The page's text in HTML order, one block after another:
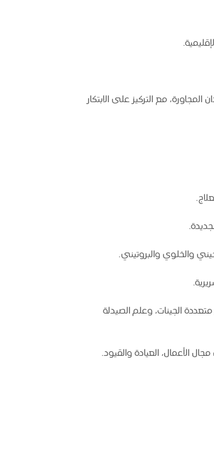
مع التركيز على الابتكار
والخلوي والبروتيني.
الجينات، وعلم الصيدلة
الأعمال، العيادة والقيود.